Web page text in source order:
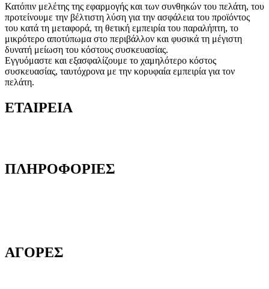
Κατόπιν μελέτης της εφαρμογής και των συνθηκών του πελάτη, του
προτείνουμε την βέλτιστη λύση για την ασφάλεια του προϊόντος
του κατά τη μεταφορά, τη θετική εμπειρία του παραλήπτη, το
μικρότερο αποτύπωμα στο περιβάλλον και φυσικά τη μέγιστη
δυνατή μείωση του κόστους συσκευασίας.
Εγγυόμαστε και εξασφαλίζουμε το χαμηλότερο κόστος
συσκευασίας, ταυτόχρονα με την κορυφαία εμπειρία για τον
πελάτη.
ΕΤΑΙΡΕΙΑ
ΠΛΗΡΟΦΟΡΙΕΣ
ΑΓΟΡΕΣ